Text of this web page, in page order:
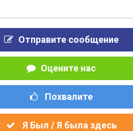
Отправите сообщение
Оцените нас
Похвалите
Я Был / Я была здесь